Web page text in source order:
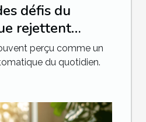
défis du
rejettent
jaunes
perçu comme un
du quotidien.